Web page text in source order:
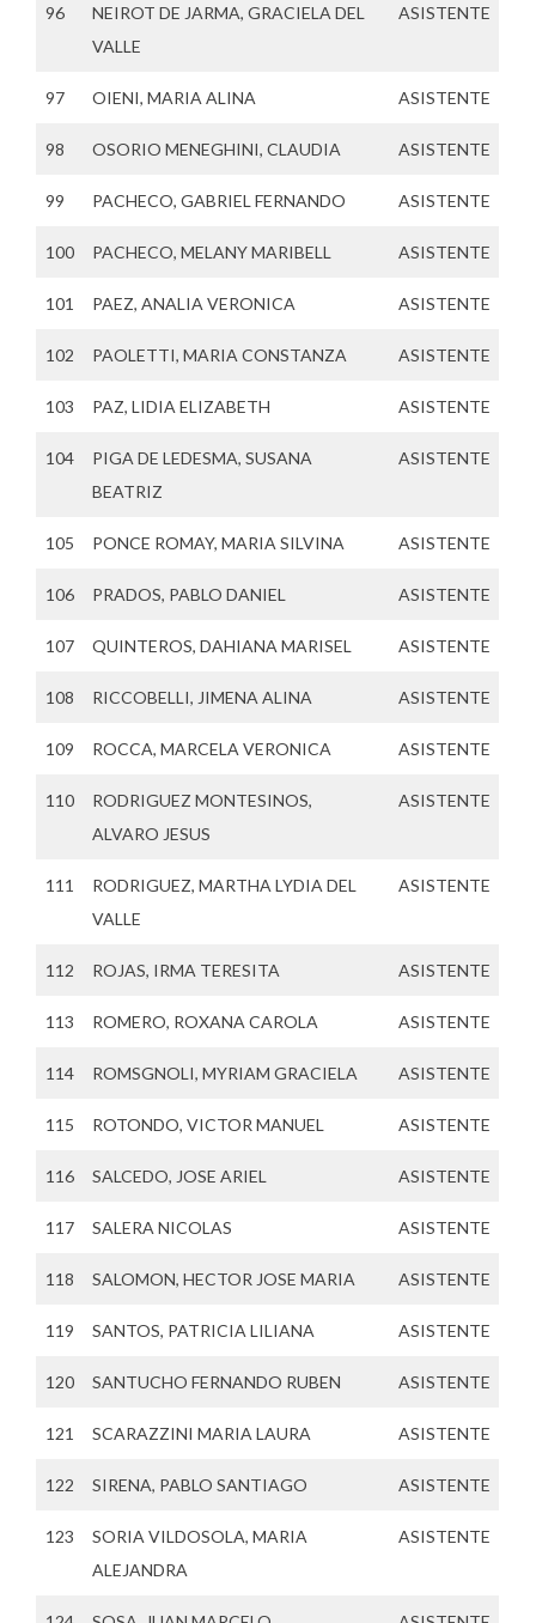
96
NEIROT DE JARMA, GRACIELA DEL
VALLE
ASISTENTE
97 OIENI, MARIA ALINA ASISTENTE
98 OSORIO MENEGHINI, CLAUDIA ASISTENTE
99 PACHECO, GABRIEL FERNANDO ASISTENTE
100 PACHECO, MELANY MARIBELL ASISTENTE
101 PAEZ, ANALIA VERONICA ASISTENTE
102 PAOLETTI, MARIA CONSTANZA ASISTENTE
103 PAZ, LIDIA ELIZABETH ASISTENTE
104
PIGA DE LEDESMA, SUSANA
BEATRIZ
ASISTENTE
105 PONCE ROMAY, MARIA SILVINA ASISTENTE
106 PRADOS, PABLO DANIEL ASISTENTE
107 QUINTEROS, DAHIANA MARISEL ASISTENTE
108 RICCOBELLI, JIMENA ALINA ASISTENTE
109 ROCCA, MARCELA VERONICA ASISTENTE
110
RODRIGUEZ MONTESINOS,
ALVARO JESUS
ASISTENTE
111
RODRIGUEZ, MARTHA LYDIA DEL
VALLE
ASISTENTE
112 ROJAS, IRMA TERESITA ASISTENTE
113 ROMERO, ROXANA CAROLA ASISTENTE
114 ROMSGNOLI, MYRIAM GRACIELA ASISTENTE
115 ROTONDO, VICTOR MANUEL ASISTENTE
116 SALCEDO, JOSE ARIEL ASISTENTE
117 SALERA NICOLAS ASISTENTE
118 SALOMON, HECTOR JOSE MARIA ASISTENTE
119 SANTOS, PATRICIA LILIANA ASISTENTE
120 SANTUCHO FERNANDO RUBEN ASISTENTE
121 SCARAZZINI MARIA LAURA ASISTENTE
122 SIRENA, PABLO SANTIAGO ASISTENTE
123
SORIA VILDOSOLA, MARIA
ALEJANDRA
ASISTENTE